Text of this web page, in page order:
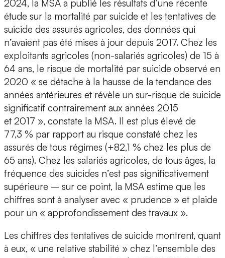
2024, la MSA a publié les résultats d’une récente
étude sur la mortalité par suicide et les tentatives de
suicide des assurés agricoles, des données qui
n’avaient pas été mises à jour depuis 2017. Chez les
exploitants agricoles (non-salariés agricoles) de 15 à
64 ans, le risque de mortalité par suicide observé en
2020 « se détache à la hausse de la tendance des
années antérieures et révèle un sur-risque de suicide
significatif contrairement aux années 2015
et 2017 », constate la MSA. Il est plus élevé de
77,3 % par rapport au risque constaté chez les
assurés de tous régimes (+82,1 % chez les plus de
65 ans). Chez les salariés agricoles, de tous âges, la
fréquence des suicides n’est pas significativement
supérieure – sur ce point, la MSA estime que les
chiffres sont à analyser avec « prudence » et plaide
pour un « approfondissement des travaux ».
Les chiffres des tentatives de suicide montrent, quant
à eux, « une relative stabilité » chez l’ensemble des